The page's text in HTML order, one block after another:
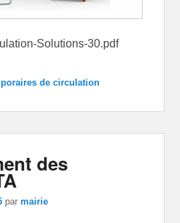
Solutions-30.pdf
de circulation
des
parmairie